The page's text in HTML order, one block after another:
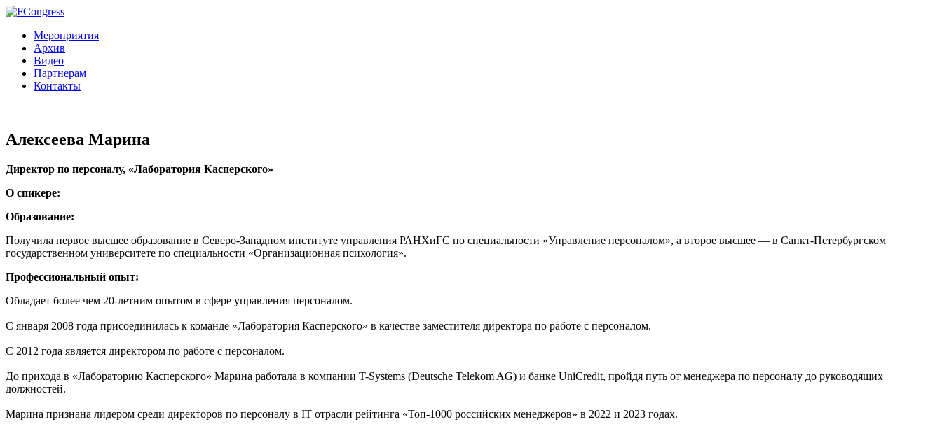
Мероприятия
Архив
Видео
Партнерам
Контакты
Алексеева Марина
Директор по персоналу, «Лаборатория Касперского»
О спикере:
Образование:
Получила первое высшее образование в Северо-Западном институте управления РАНХиГС по специальности «Управление персоналом», а второе высшее — в Санкт-Петербургском
государственном университете по специальности «Организационная психология».
Профессиональный опыт:
Обладает более чем 20-летним опытом в сфере управления персоналом.
С января 2008 года присоединилась к команде «Лаборатория Касперского» в качестве заместителя директора по работе с персоналом.
С 2012 года является директором по работе с персоналом.
До прихода в «Лабораторию Касперского» Марина работала в компании T-Systems (Deutsche Telekom AG) и банке UniCredit, пройдя путь от менеджера по персоналу до руководящих
должностей.
Марина признана лидером среди директоров по персоналу в IT отрасли рейтинга «Топ-1000 российских менеджеров» в 2022 и 2023 годах.